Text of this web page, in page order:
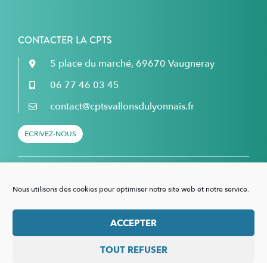
Nous utilisons des cookies pour optimiser notre site web et notre service.
ACCEPTER
TOUT REFUSER
CONTACTER LA CPTS
5 place du marché, 69670 Vaugneray
06 77 46 03 45
contact@cptsvallonsdulyonnais.fr
ÉCRIVEZ-NOUS